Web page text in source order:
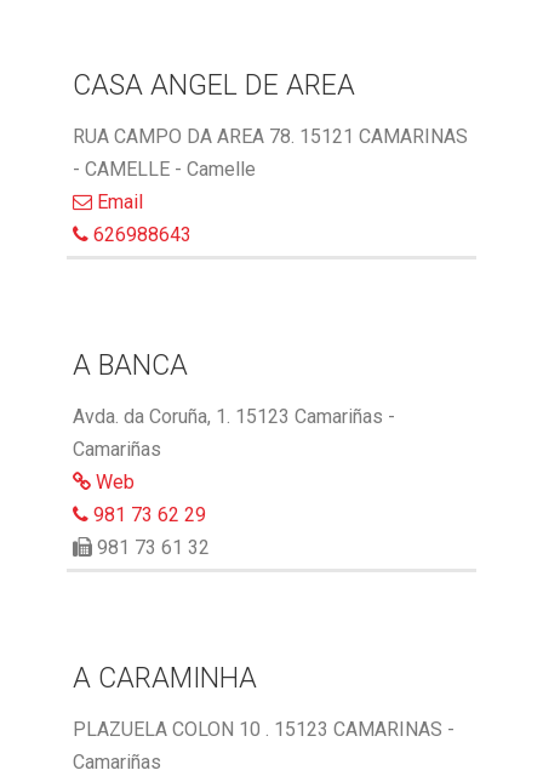
CASA ANGEL DE AREA
RUA CAMPO DA AREA 78. 15121 CAMARINAS
- CAMELLE - Camelle
Email
626988643
A BANCA
Avda. da Coruña, 1. 15123 Camariñas -
Camariñas
Web
981 73 62 29
981 73 61 32
A CARAMINHA
PLAZUELA COLON 10 . 15123 CAMARINAS -
Camariñas